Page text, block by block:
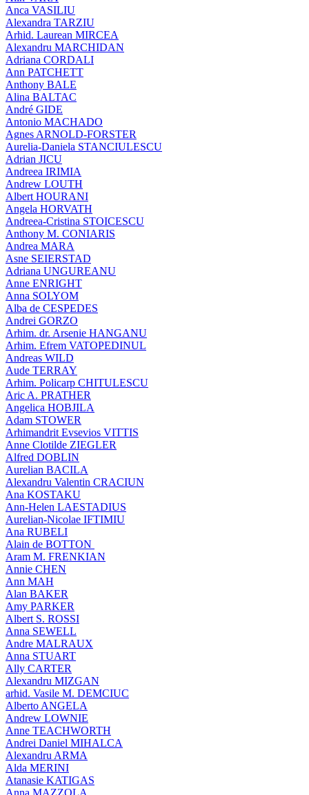
Anca VASILIU
Alexandra TARZIU
Arhid. Laurean MIRCEA
Alexandru MARCHIDAN
Adriana CORDALI
Ann PATCHETT
Anthony BALE
Alina BALTAC
André GIDE
Antonio MACHADO
Agnes ARNOLD-FORSTER
Aurelia-Daniela STANCIULESCU
Adrian JICU
Andreea IRIMIA
Andrew LOUTH
Albert HOURANI
Angela HORVATH
Andreea-Cristina STOICESCU
Anthony M. CONIARIS
Andrea MARA
Asne SEIERSTAD
Adriana UNGUREANU
Anne ENRIGHT
Anna SOLYOM
Alba de CESPEDES
Andrei GORZO
Arhim. dr. Arsenie HANGANU
Arhim. Efrem VATOPEDINUL
Andreas WILD
Aude TERRAY
Arhim. Policarp CHITULESCU
Aric A. PRATHER
Angelica HOBJILA
Adam STOWER
Arhimandrit Evsevios VITTIS
Anne Clotilde ZIEGLER
Alfred DOBLIN
Aurelian BACILA
Alexandru Valentin CRACIUN
Ana KOSTAKU
Ann-Helen LAESTADIUS
Aurelian-Nicolae IFTIMIU
Ana RUBELI
Alain de BOTTON
Aram Μ. FRENKIAN
Annie CHEN
Ann MAH
Alan BAKER
Amy PARKER
Albert S. ROSSI
Anna SEWELL
Andre MALRAUX
Anna STUART
Ally CARTER
Alexandru MIZGAN
arhid. Vasile M. DEMCIUC
Alberto ANGELA
Andrew LOWNIE
Anne TEACHWORTH
Andrei Daniel MIHALCA
Alexandru ARMA
Alda MERINI
Atanasie KATIGAS
Anna MAZZOLA